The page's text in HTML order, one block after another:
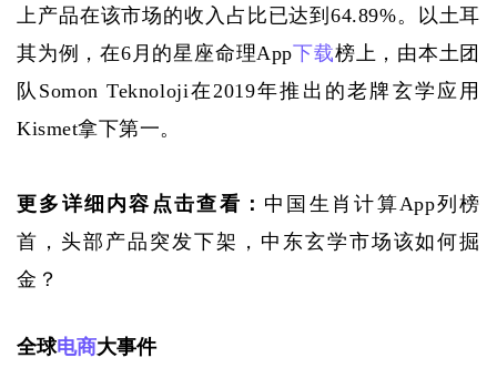
上产品在该市场的收入占比已达到64.89%。以土耳
其为例，在6月的星座命理App下载榜上，由本土团
队Somon Teknoloji在2019年推出的老牌玄学应用
Kismet拿下第一。
更多详细内容点击查看： 中国生肖计算App列榜
首，头部产品突发下架，中东玄学市场该如何掘
金？
全球电商大事件